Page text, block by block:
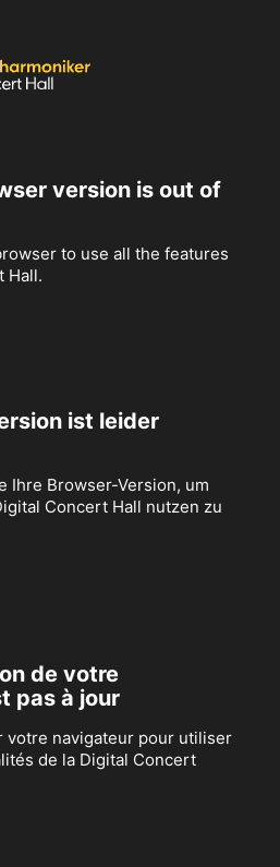
version is out of
to use all the features
Hall.
ist leider
Ihre Browser-Version, um
Concert Hall nutzen zu
de votre
pas à jour
votre navigateur pour utiliser
de la Digital Concert